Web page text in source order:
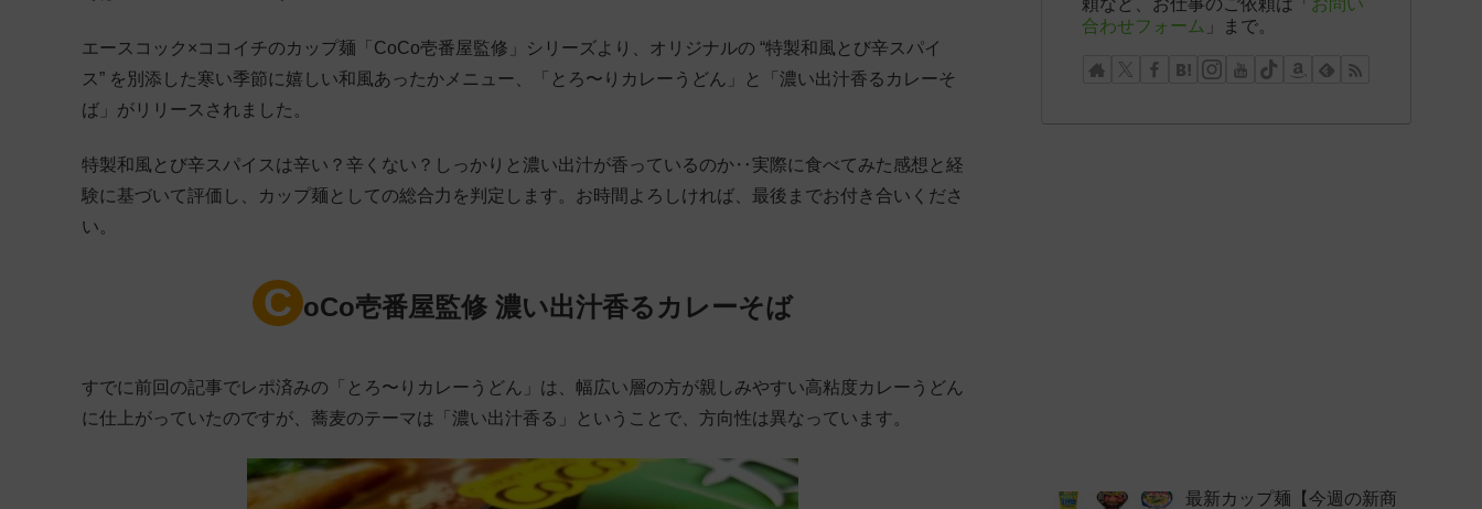
エースコック×ココイチのカップ麺「CoCo壱番屋監修」シリーズより、オリジナルの “特製和風とび辛スパイ
ス” を別添した寒い季節に嬉しい和風あったかメニュー、「とろ〜りカレーうどん」と「濃い出汁香るカレーそ
ば」がリリースされました。
特製和風とび辛スパイスは辛い？辛くない？しっかりと濃い出汁が香っているのか‥実際に食べてみた感想と経
験に基づいて評価し、カップ麺としての総合力を判定します。お時間よろしければ、最後までお付き合いくださ
い。
C oCo壱番屋監修 濃い出汁香るカレーそば
すでに前回の記事でレポ済みの「とろ〜りカレーうどん」は、幅広い層の方が親しみやすい高粘度カレーうどん
に仕上がっていたのですが、蕎麦のテーマは「濃い出汁香る」ということで、方向性は異なっています。
頼など、お仕事のご依頼は「 お問い
合わせフォーム 」まで。
最新カップ麺【今週の新商